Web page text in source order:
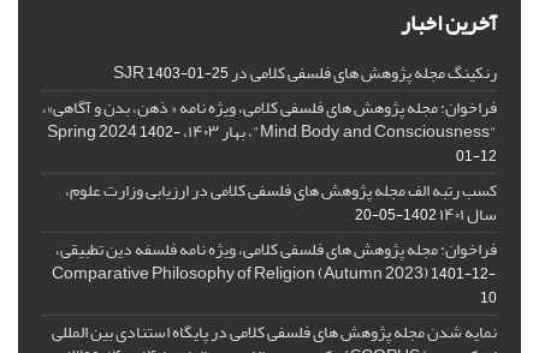
آخرین اخبار
رنکینگ مجله پژوهش های فلسفی کلامی در SJR1403-01-25
فراخوان: مجله پژوهش های فلسفی کلامی، ویژه نامه « ذهن، بدن و آگاهی»،
"Mind, Body, and Consciousness"، بهار ۱۴۰۳، Spring 2024
1402-
01-12
کسب رتبه الف مجله پژوهش های فلسفی کلامی در ارزیابی وزارت علوم،
سال ۱۴۰۱ 1402-05-20
فراخوان: مجله پژوهش های فلسفی کلامی، ویژه نامه فلسفه دین تطبیقی،
,Comparative Philosophy of Religion (Autumn 2023)
1401-12-
10
نمایه شدن مجله پژوهش های فلسفی کلامی در پایگاه استنادی بین المللی